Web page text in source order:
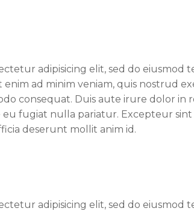
adipisicing elit, sed do eiusmod
enim ad minim veniam, quis nostrud
consequat. Duis aute irure dolor in
fugiat nulla pariatur. Excepteur
deserunt mollit anim id.
adipisicing elit, sed do eiusmod